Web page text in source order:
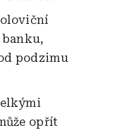
podzimu
opřít